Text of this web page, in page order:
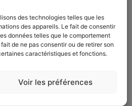
des technologies telles que les
des appareils. Le fait de consentir
données telles que le comportement
de ne pas consentir ou de retirer son
caractéristiques et fonctions.
Voir les préférences